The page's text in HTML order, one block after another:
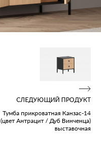
СЛЕДУЮЩИЙ ПРОДУКТ
Тумба прикроватная Канзас‑14
(цвет Антрацит / Дуб Винченца)
выставочная